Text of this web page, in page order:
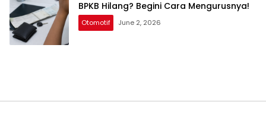
BPKB Hilang? Begini Cara Mengurusnya!
Otomotif June 2, 2026